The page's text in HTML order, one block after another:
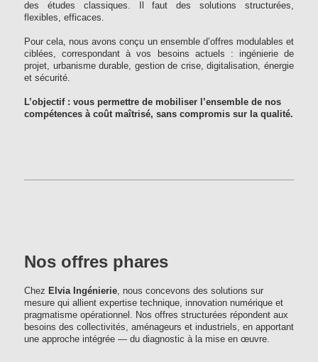
des études classiques. Il faut des solutions structurées,
flexibles, efficaces.
Pour cela, nous avons conçu un ensemble d’offres modulables et
ciblées, correspondant à vos besoins actuels : ingénierie de
projet, urbanisme durable, gestion de crise, digitalisation, énergie
et sécurité.
L’objectif : vous permettre de mobiliser l’ensemble de nos
compétences à coût maîtrisé, sans compromis sur la qualité.
Nos offres phares
Chez Elvia Ingénierie, nous concevons des solutions sur
mesure qui allient expertise technique, innovation numérique et
pragmatisme opérationnel. Nos offres structurées répondent aux
besoins des collectivités, aménageurs et industriels, en apportant
une approche intégrée — du diagnostic à la mise en œuvre.